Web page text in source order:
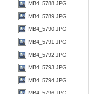
MB4_5788.JPG
MB4_5789.JPG
MB4_5790.JPG
MB4_5791.JPG
MB4_5792.JPG
MB4_5793.JPG
MB4_5794.JPG